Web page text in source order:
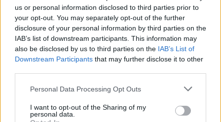
us or personal information disclosed to third parties prior to
your opt-out. You may separately opt-out of the further
disclosure of your personal information by third parties on the
IAB’s list of downstream participants. This information may
also be disclosed by us to third parties on the IAB’s List of
Downstream Participants that may further disclose it to other
Personal Data Processing Opt Outs
I want to opt-out of the Sharing of my
personal data.
PARAPOLITIKA NEWSROOM
Γυναικοκτονία στην Καλαμάτα: Άμεση
κινητοποίηση των Παιδικών Χωριών SOS
για τη στήριξη των δύο παιδιών που
έχασαν τη μητέρα τους
Εγγραφή στο newsletter